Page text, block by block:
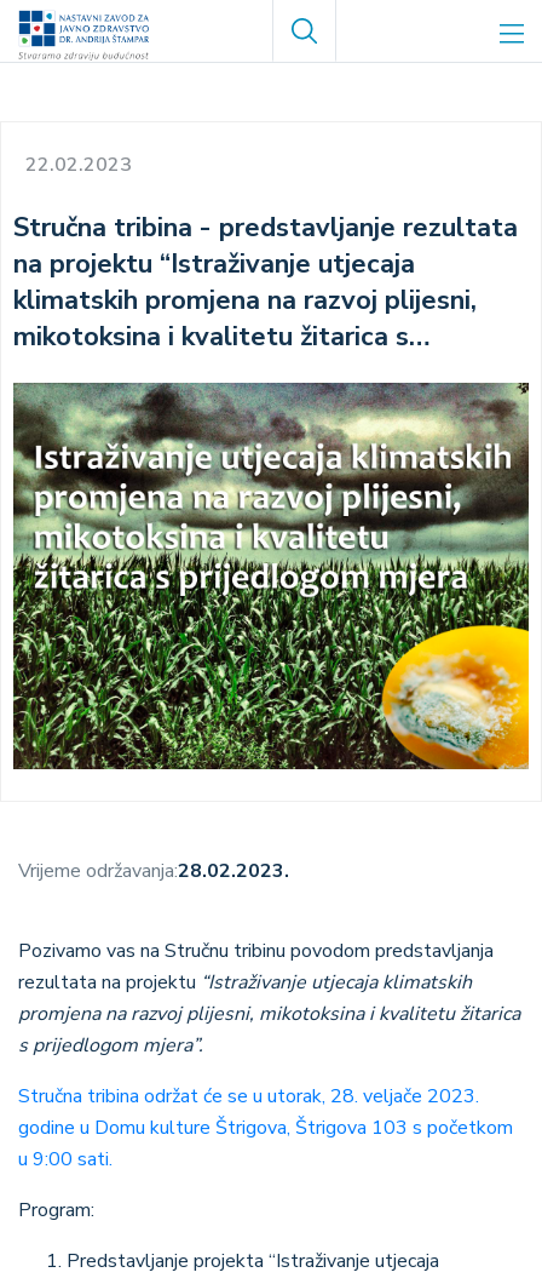
Skoči
Search
22.02.2023
Stručna tribina - predstavljanje rezultata
na projektu “Istraživanje utjecaja
klimatskih promjena na razvoj plijesni,
mikotoksina i kvalitetu žitarica s
prijedlogom mjera”
Image
Vrijeme održavanja:28.02.2023.
Pozivamo vas na Stručnu tribinu povodom predstavljanja
rezultata na projektu “Istraživanje utjecaja klimatskih
promjena na razvoj plijesni, mikotoksina i kvalitetu žitarica
s prijedlogom mjera”.
Stručna tribina održat će se u utorak, 28. veljače 2023.
godine u Domu kulture Štrigova, Štrigova 103 s početkom
u 9:00 sati.
Program:
Predstavljanje projekta “Istraživanje utjecaja